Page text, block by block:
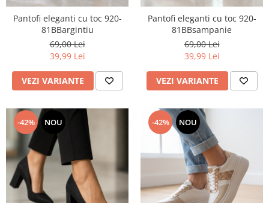
Pantofi eleganti cu toc 920-
81BBargintiu
69,00 Lei
39,99 Lei
VEZI VARIANTE
Pantofi eleganti cu toc 920-
81BBsampanie
69,00 Lei
39,99 Lei
VEZI VARIANTE
-42% NOU -42% NOU